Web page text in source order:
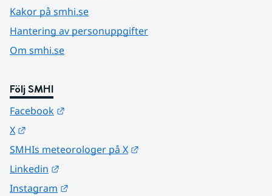
Kakor på smhi.se
Hantering av personuppgifter
Om smhi.se
Följ SMHI
Facebook
X
SMHIs meteorologer på X
Linkedin
Instagram